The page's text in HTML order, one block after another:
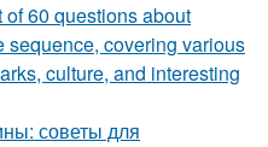
60 questions about
sequence, covering various
culture, and interesting
советы для